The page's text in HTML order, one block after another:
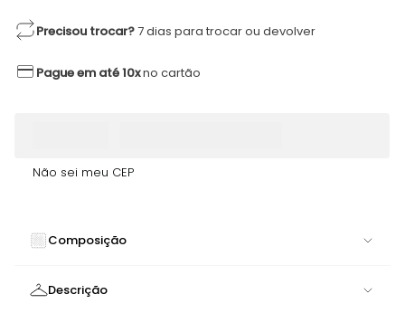
Precisou trocar?7 dias para trocar ou devolver
Pague em até 10xno cartão
Não sei meu CEP
Composição
Descrição